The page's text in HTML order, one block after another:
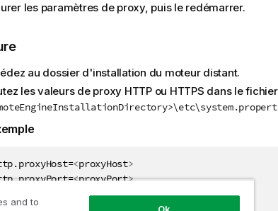
les paramètres de proxy, puis le redémarrer.
au dossier d'installation du moteur distant.
les valeurs de proxy HTTP ou HTTPS dans le fichier
<proxyHost>
<proxyPort>
and to